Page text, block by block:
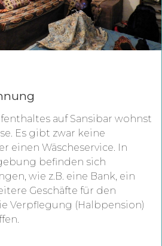
auf Sansibar wohnst
Es gibt zwar keine
einen Wäscheservice. In
befinden sich
wie z.B. eine Bank, ein
Geschäfte für den
Verpflegung (Halbpension)